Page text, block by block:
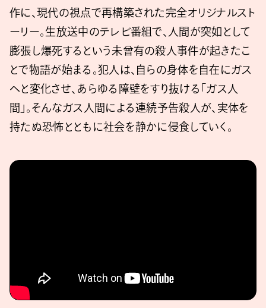
作に、現代の視点で再構築された完全オリジナルスト
ーリー。生放送中のテレビ番組で、人間が突如として
膨張し爆死するという未曾有の殺人事件が起きたこ
とで物語が始まる。犯人は、自らの身体を自在にガス
へと変化させ、あらゆる障壁をすり抜ける「ガス人
間」。そんなガス人間による連続予告殺人が、実体を
持たぬ恐怖とともに社会を静かに侵食していく。